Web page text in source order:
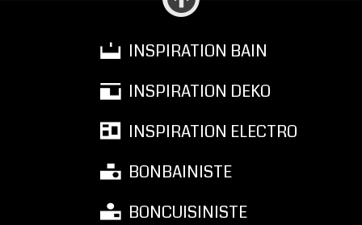
INSPIRATION BAIN
INSPIRATION DEKO
INSPIRATION ELECTRO
BONBAINISTE
BONCUISINISTE